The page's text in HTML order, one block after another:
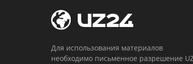
Для использования материалов
необходимо письменное разрешение